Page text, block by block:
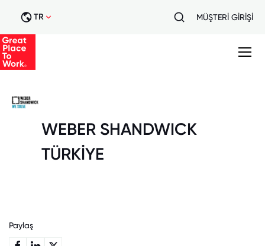
TR MÜŞTERİ GİRİŞİ
WEBER SHANDWICK
TÜRKİYE
Paylaş